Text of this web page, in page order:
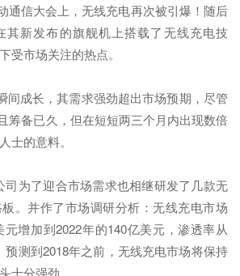
信大会上，无线充电再次被引爆！随后
其新发布的旗舰机上搭载了无线充电技
受市场关注的热点。
成长，其需求强劲超出市场预期，尽管
筹备已久，但在短短两三个月内出现数倍
士的意料。
为了迎合市场需求也相继研发了几款无
。并作了市场调研分析：无线充电市场
增加到2022年的140亿美元，渗透率从
测到2018年之前，无线充电市场将保持
十分强劲。